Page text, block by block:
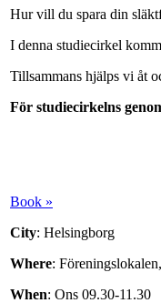
Hur vill du spara din
I denna studiecirkel
Tillsammans hjälps vi åt
För studiecirkelns
Book »
City: Helsingborg
Where:
When: Ons 09.30-11.30